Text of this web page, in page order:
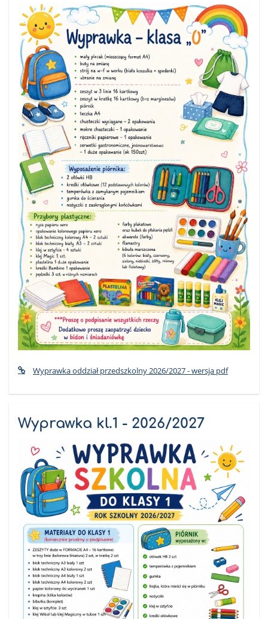
Wyprawka oddział przedszkolny 2026/2027 - wersja pdf
Wyprawka kl.1 - 2026/2027